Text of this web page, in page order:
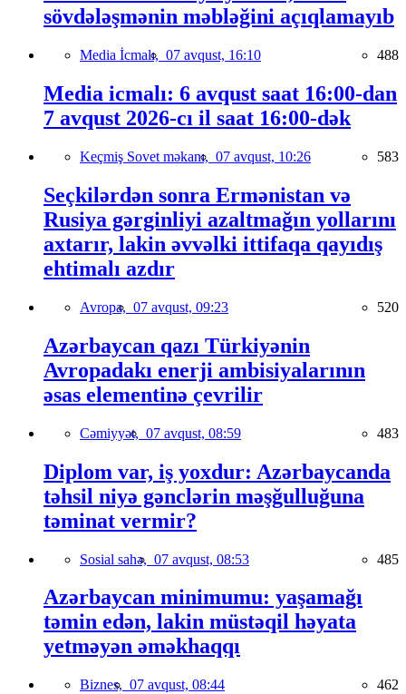
sövdələşmənin məbləğini açıqlamayıb
Media İcmalı, 07 avqust, 16:10 488
Media icmalı: 6 avqust saat 16:00-dan
7 avqust 2026-cı il saat 16:00-dək
Keçmiş Sovet məkanı, 07 avqust, 10:26 583
Seçkilərdən sonra Ermənistan və
Rusiya gərginliyi azaltmağın yollarını
axtarır, lakin əvvəlki ittifaqa qayıdış
ehtimalı azdır
Avropa, 07 avqust, 09:23 520
Azərbaycan qazı Türkiyənin
Avropadakı enerji ambisiyalarının
əsas elementinə çevrilir
Cəmiyyət, 07 avqust, 08:59 483
Diplom var, iş yoxdur: Azərbaycanda
təhsil niyə gənclərin məşğulluğuna
təminat vermir?
Sosial sahə, 07 avqust, 08:53 485
Azərbaycan minimumu: yaşamağı
təmin edən, lakin müstəqil həyata
yetməyən əməkhaqqı
Biznes, 07 avqust, 08:44 462